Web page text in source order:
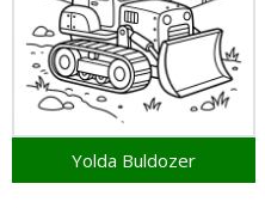
Yolda Buldozer